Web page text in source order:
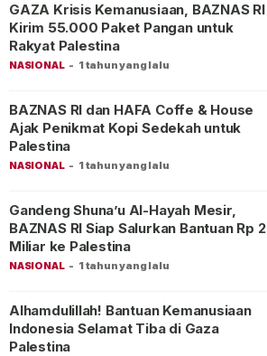
NASIONAL - 1 tahun yang lalu
GAZA Krisis Kemanusiaan, BAZNAS RI
Kirim 55.000 Paket Pangan untuk
Rakyat Palestina
NASIONAL - 1 tahun yang lalu
BAZNAS RI dan HAFA Coffe & House
Ajak Penikmat Kopi Sedekah untuk
Palestina
NASIONAL - 1 tahun yang lalu
Gandeng Shuna’u Al-Hayah Mesir,
BAZNAS RI Siap Salurkan Bantuan Rp 2
Miliar ke Palestina
Alhamdulillah! Bantuan Kemanusiaan
Indonesia Selamat Tiba di Gaza
Palestina